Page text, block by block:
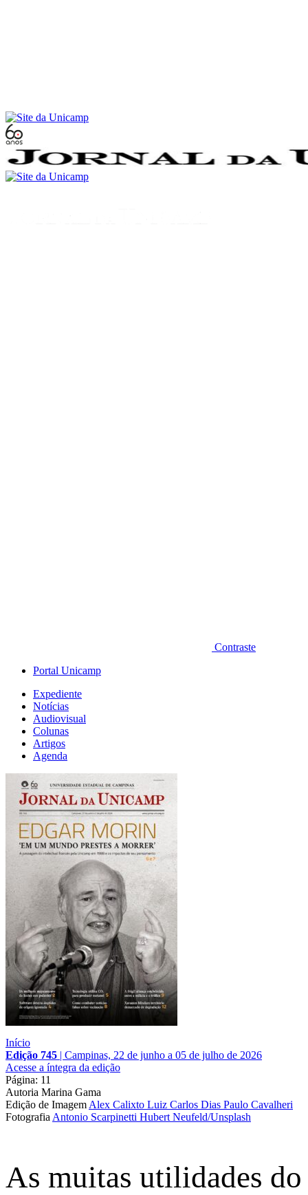
Contraste
Portal Unicamp
Expediente
Notícias
Audiovisual
Colunas
Artigos
Agenda
Início
Edição 745 | Campinas, 22 de junho a 05 de julho de 2026
Acesse a íntegra da edição
Página: 11
Autoria Marina Gama
Edição de Imagem Alex Calixto Luiz Carlos Dias Paulo Cavalheri
Fotografia Antonio Scarpinetti Hubert Neufeld/Unsplash
As muitas utilidades do